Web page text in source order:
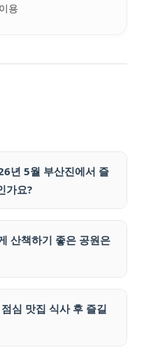
용
년 5월 부산진에서 즐
가요?
산책하기 좋은 공원은
심 맛집 식사 후 즐길